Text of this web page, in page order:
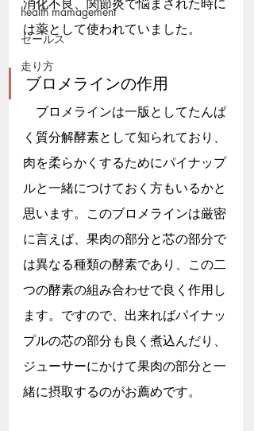
health mamagement
セールス
走り方
消化不良、関節炎で悩まされた時に
は薬として使われていました。
ブロメラインの作用
ブロメラインは一版としてたんぱ
く質分解酵素として知られており、
肉を柔らかくするためにパイナップ
ルと一緒につけておく方もいるかと
思います。このブロメラインは厳密
に言えば、果肉の部分と芯の部分で
は異なる種類の酵素であり、この二
つの酵素の組み合わせで良く作用し
ます。ですので、出来ればパイナッ
プルの芯の部分も良く煮込んだり、
ジューサーにかけて果肉の部分と一
緒に摂取するのがお薦めです。